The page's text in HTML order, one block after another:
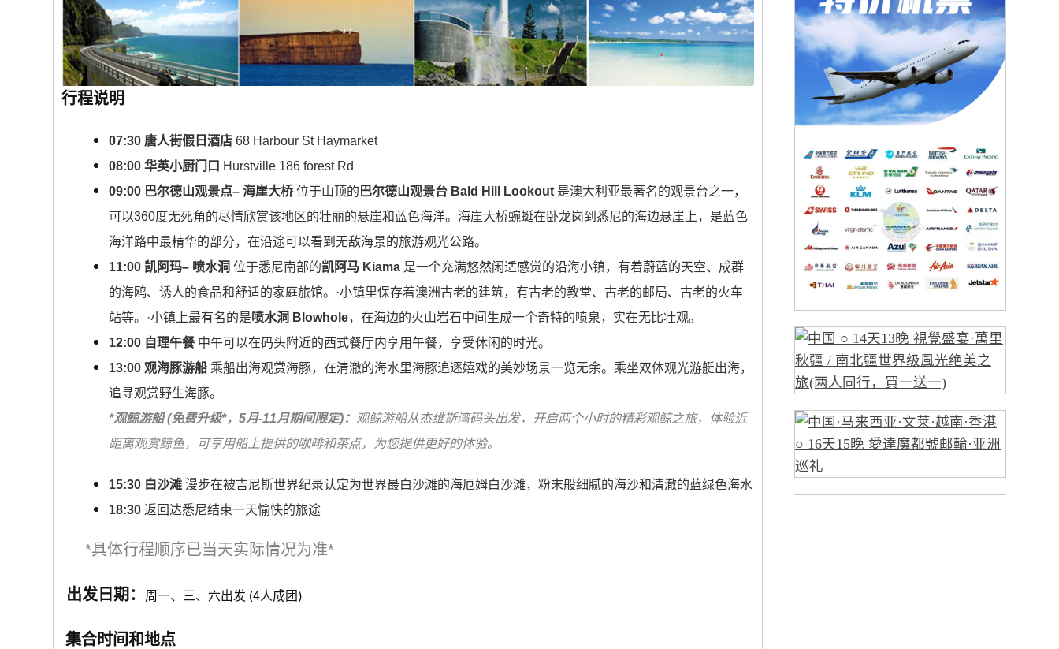
行程说明
07:30 唐人街假日酒店 68 Harbour St Haymarket
08:00 华英小厨门口 Hurstville 186 forest Rd
09:00 巴尔德山观景点– 海崖大桥位于山顶的 巴尔德山观景台 Bald Hill Lookout 是澳大利亚最著名的观景台之一，
可以360度无死角的尽情欣赏该地区的壮丽的悬崖和蓝色海洋。海崖大桥蜿蜒在卧龙岗到悉尼的海边悬崖上，是蓝色
海洋路中最精华的部分，在沿途可以看到无敌海景的旅游观光公路。
11:00 凯阿玛– 喷水洞位于悉尼南部的凯阿马 Kiama 是一个充满悠然闲适感觉的沿海小镇，有着蔚蓝的天空、成群
的海鸥、诱人的食品和舒适的家庭旅馆。·小镇里保存着澳洲古老的建筑，有古老的教堂、古老的邮局、古老的火车
站等。·小镇上最有名的是喷水洞 Blowhole，在海边的火山岩石中间生成一个奇特的喷泉，实在无比壮观。
12:00 自理午餐 中午可以在码头附近的西式餐厅内享用午餐，享受休闲的时光。
13:00 观海豚游船 乘船出海观赏海豚，在清澈的海水里海豚追逐嬉戏的美妙场景一览无余。乘坐双体观光游艇出海，
追寻观赏野生海豚。
*观鲸游船 (免费升级*，5月-11月期间限定)： 观鲸游船从杰维斯湾码头出发，开启两个小时的精彩观鲸之旅，体验近
距离观赏鲸鱼，可享用船上提供的咖啡和茶点，为您提供更好的体验。
15:30 白沙滩 漫步在被吉尼斯世界纪录认定为世界最白沙滩的海厄姆白沙滩，粉末般细腻的海沙和清澈的蓝绿色海水
18:30返回达悉尼结束一天愉快的旅途
*具体行程顺序已当天实际情况为准*
出发日期： 周一、三、六出发 (4人成团)
集合时间和地点